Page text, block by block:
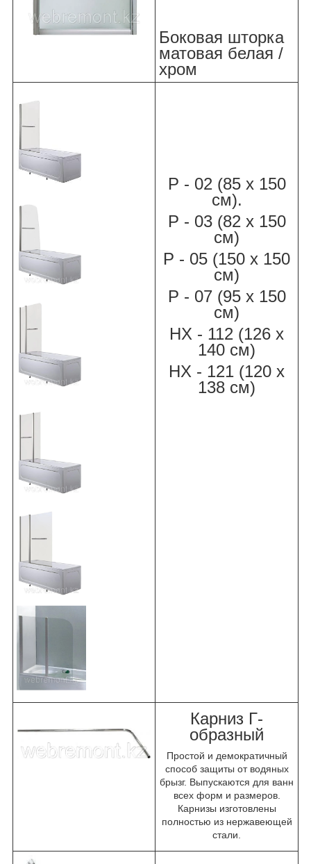
Боковая шторка
матовая белая /
хром
Р - 02 (85 х 150
см).
Р - 03 (82 х 150
см)
Р - 05 (150 х 150
см)
Р - 07 (95 х 150
см)
НХ - 112 (126 х
140 см)
НХ - 121 (120 х
138 см)
Карниз Г-
образный
Простой и демократичный
способ защиты от водяных
брызг. Выпускаются для ванн
всех форм и размеров.
Карнизы изготовлены
полностью из нержавеющей
стали.